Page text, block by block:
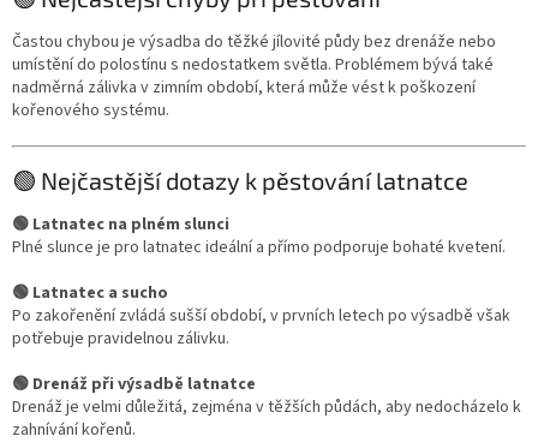
Častou chybou je výsadba do těžké jílovité půdy bez drenáže nebo
umístění do polostínu s nedostatkem světla. Problémem bývá také
nadměrná zálivka v zimním období, která může vést k poškození
kořenového systému.
🟢 Nejčastější dotazy k pěstování latnatce
🟢 Latnatec na plném slunci
Plné slunce je pro latnatec ideální a přímo podporuje bohaté kvetení.
🟢 Latnatec a sucho
Po zakořenění zvládá sušší období, v prvních letech po výsadbě však
potřebuje pravidelnou zálivku.
🟢 Drenáž při výsadbě latnatce
Drenáž je velmi důležitá, zejména v těžších půdách, aby nedocházelo k
zahnívání kořenů.